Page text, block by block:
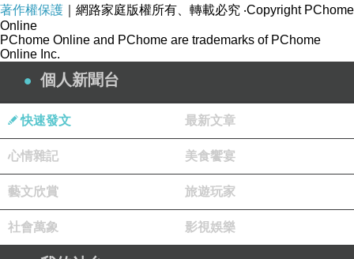
團體性差就算了，每個人的能力都一樣的爛。
職場工作和向上都整體度就是很差。
如此這般要搞團結？
哎呦，這真是太難了！
為啥要跟優秀的人共事？
著作權保護 ｜網路家庭版權所有、轉載必究 ‧Copyright PChome
Online
PChome Online and PChome are trademarks of PChome
Online Inc.
個人新聞台
快速發文 最新文章
心情雜記 美食饗宴
藝文欣賞 旅遊玩家
社會萬象 影視娛樂